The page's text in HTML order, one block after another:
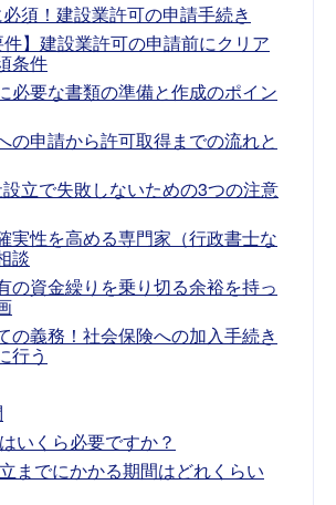
須！建設業許可の申請手続き
件】建設業許可の申請前にクリア
条件
必要な書類の準備と作成のポイン
の申請から許可取得までの流れと
立で失敗しないための3つの注意
実性を高める専門家（行政書士な
談
の資金繰りを乗り切る余裕を持っ
の義務！社会保険への加入手続き
行う
いくら必要ですか？
までにかかる期間はどれくらい